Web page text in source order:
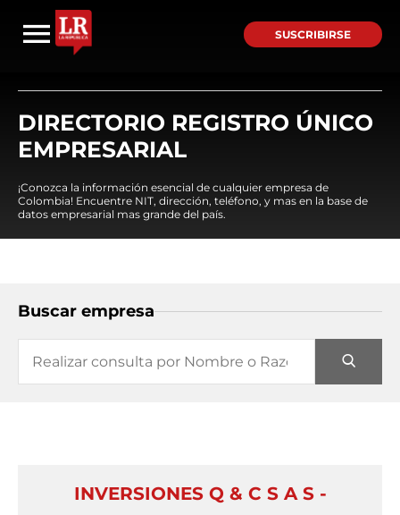
SUSCRIBIRSE
DIRECTORIO REGISTRO ÚNICO
EMPRESARIAL
¡Conozca la información esencial de cualquier empresa de
Colombia! Encuentre NIT, dirección, teléfono, y mas en la base de
datos empresarial mas grande del país.
Buscar empresa
INVERSIONES Q & C S A S -